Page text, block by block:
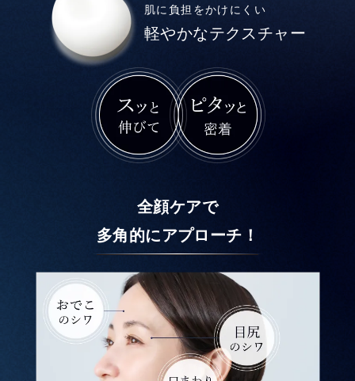
肌に負担をかけにくい
軽やかなテクスチャー
全顔ケアで
多角的にアプローチ！